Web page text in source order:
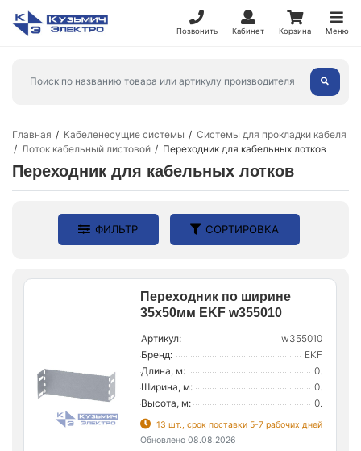
Позвонить Кабинет Корзина Меню
Главная Кабеленесущие системы
Системы для прокладки кабеля
Лоток кабельный листовой
Переходник для кабельных лотков
Переходник для кабельных лотков
ФИЛЬТР СОРТИРОВКА
Переходник по ширине
35х50мм EKF w355010
Артикул:
w355010
Бренд:
EKF
Длина, м:
0.
Ширина, м:
0.
Высота, м:
0.
13 шт., срок поставки 5-7 рабочих дней
Обновлено 08.08.2026